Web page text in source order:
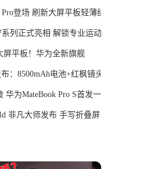
登场 刷新大屏平板轻薄纪
系列正式亮相 解锁专业运动
屏平板！华为全新旗舰
布：8500mAh电池+红枫镜头
华为MateBook Pro S首发一
屏非凡大师发布 手写折叠屏